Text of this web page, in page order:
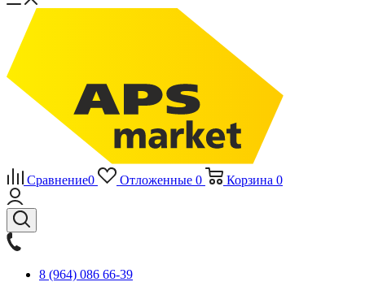
Сравнение0 Отложенные 0 Корзина 0
8 (964) 086 66-39